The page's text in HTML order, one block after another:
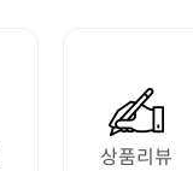
상품리뷰